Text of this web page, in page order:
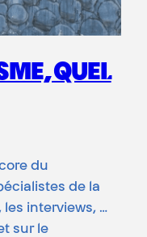
QUEL
du
de la
interviews, …
sur le